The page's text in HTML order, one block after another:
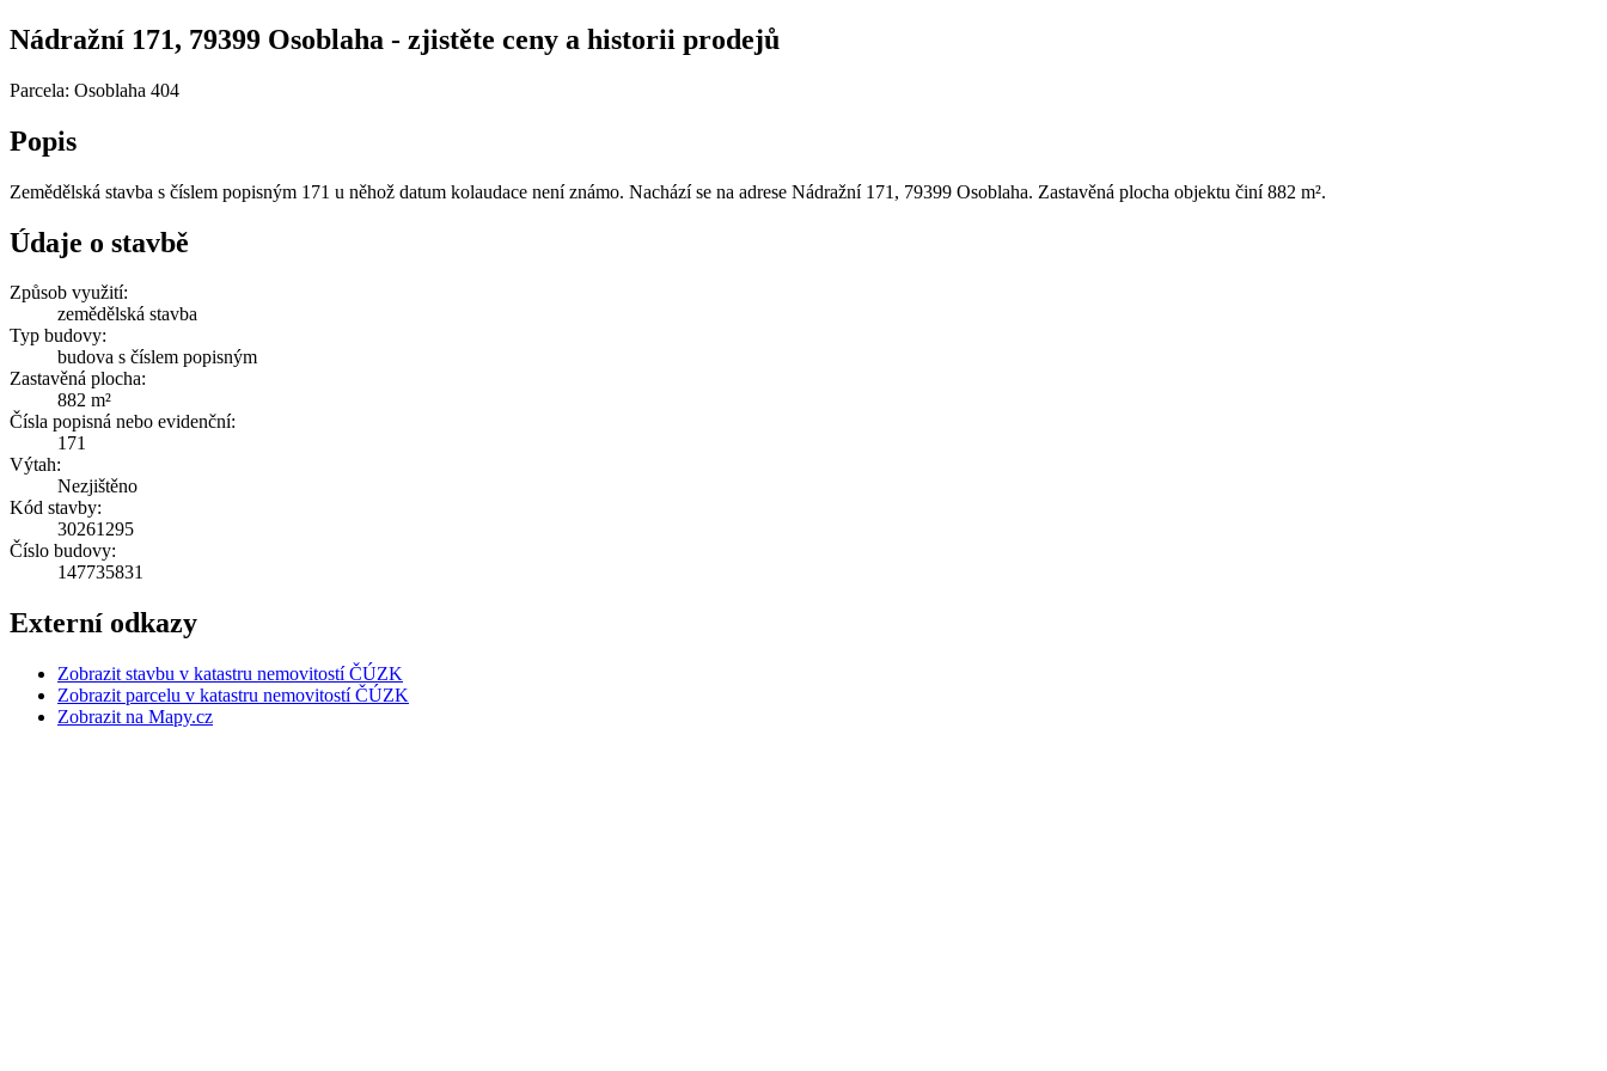
Nádražní 171, 79399 Osoblaha - zjistěte ceny a historii prodejů
Parcela: Osoblaha 404
Popis
Zemědělská stavba s číslem popisným 171 u něhož datum kolaudace není známo. Nachází se na adrese Nádražní 171, 79399 Osoblaha. Zastavěná plocha objektu činí 882 m².
Údaje o stavbě
Způsob využití:
zemědělská stavba
Typ budovy:
budova s číslem popisným
Zastavěná plocha:
882 m²
Čísla popisná nebo evidenční:
171
Výtah:
Nezjištěno
Kód stavby:
30261295
Číslo budovy:
147735831
Externí odkazy
Zobrazit stavbu v katastru nemovitostí ČÚZK
Zobrazit parcelu v katastru nemovitostí ČÚZK
Zobrazit na Mapy.cz